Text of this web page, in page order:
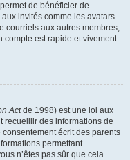
de bénéficier de
invités comme les avatars
courriels aux autres membres,
compte est rapide et vivement
Actde 1998) est une loi aux
recueillir des informations de
écrit des parents
permettant
n’êtes pas sûr que cela